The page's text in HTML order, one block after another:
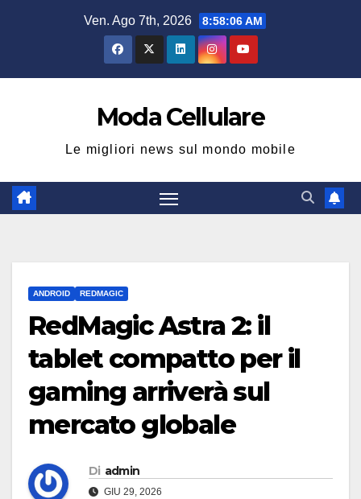
Ven. Ago 7th, 2026 8:58:07 AM
Moda Cellulare
Le migliori news sul mondo mobile
ANDROID REDMAGIC
RedMagic Astra 2: il
tablet compatto per il
gaming arriverà sul
mercato globale
Di admin
GIU 29, 2026